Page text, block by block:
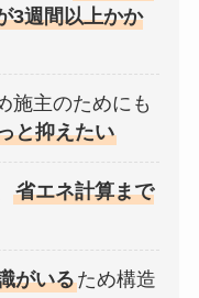
3週間以上かか
施主のためにも
と抑えたい
省エネ計算まで
がいるため構造